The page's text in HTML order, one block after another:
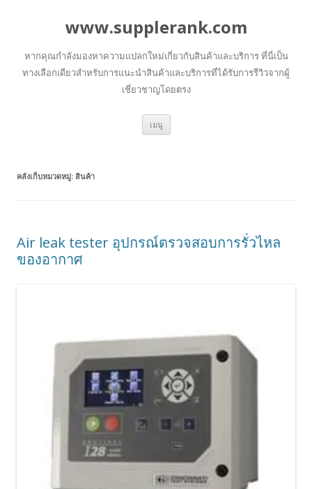
www.supplerank.com
หากคุณกำลังมองหาความแปลกใหม่เกี่ยวกับสินค้าและบริการ ที่นี่เป็น
ทางเลือกเดียวสำหรับการแนะนำสินค้าและบริการที่ได้รับการรีวิวจากผู้
เชี่ยวชาญโดยตรง
เมนู ข้าม
ยัง
คลังเก็บหมวดหมู่: สินค้า
Air leak tester อุปกรณ์ตรวจสอบการรั่วไหล
ของอากาศ